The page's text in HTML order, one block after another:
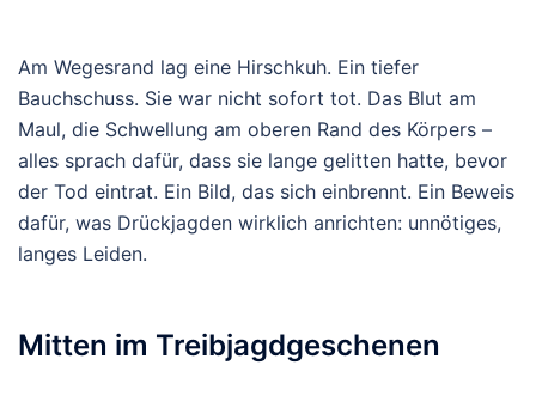
Am Wegesrand lag eine Hirschkuh. Ein tiefer
Bauchschuss. Sie war nicht sofort tot. Das Blut am
Maul, die Schwellung am oberen Rand des Körpers –
alles sprach dafür, dass sie lange gelitten hatte, bevor
der Tod eintrat. Ein Bild, das sich einbrennt. Ein Beweis
dafür, was Drückjagden wirklich anrichten: unnötiges,
langes Leiden.
Mitten im Treibjagdgeschenen